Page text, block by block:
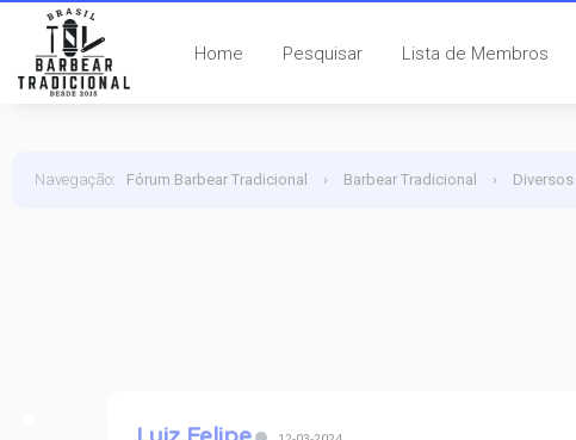
Home Pesquisar Lista de Membros
Navegação: Fórum Barbear Tradicional › Barbear Tradicional ›